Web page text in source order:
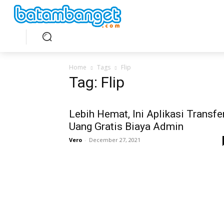
Home Tags Flip
Tag: Flip
Lebih Hemat, Ini Aplikasi
Uang Gratis Biaya Admin
Vero - December 27, 2021